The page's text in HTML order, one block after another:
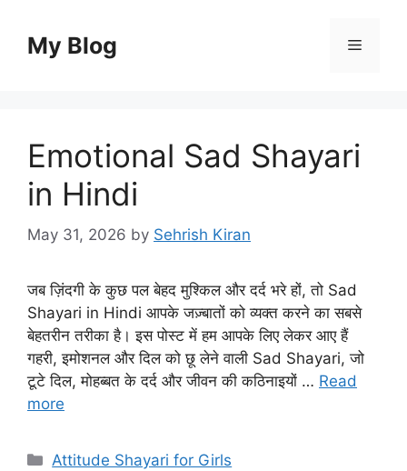
contentMy Blog Menu
Emotional Sad Shayari
in Hindi
May 31, 2026 by Sehrish Kiran
जब ज़िंदगी के कुछ पल बेहद मुश्किल और दर्द भरे हों, तो Sad
Shayari in Hindi आपके जज़्बातों को व्यक्त करने का सबसे
बेहतरीन तरीका है। इस पोस्ट में हम आपके लिए लेकर आए हैं
गहरी, इमोशनल और दिल को छू लेने वाली Sad Shayari, जो
टूटे दिल, मोहब्बत के दर्द और जीवन की कठिनाइयों … Read
more
Categories
Attitude Shayari for Girls